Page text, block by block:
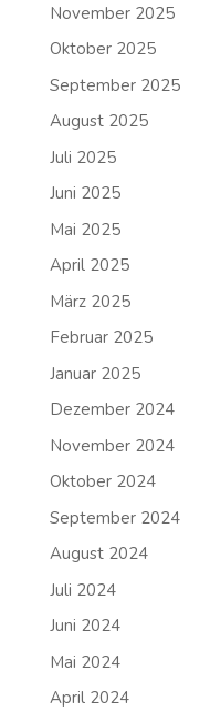
November 2025
Oktober 2025
September 2025
August 2025
Juli 2025
Juni 2025
Mai 2025
April 2025
März 2025
Februar 2025
Januar 2025
Dezember 2024
November 2024
Oktober 2024
September 2024
August 2024
Juli 2024
Juni 2024
Mai 2024
April 2024